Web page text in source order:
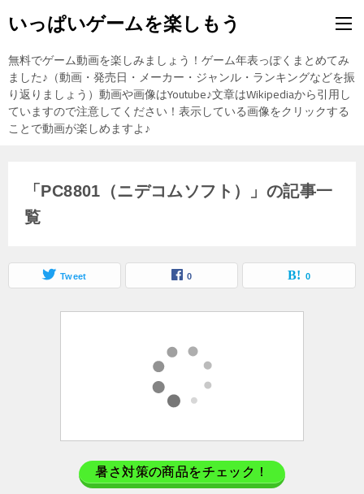
いっぱいゲームを楽しもう
無料でゲーム動画を楽しみましょう！ゲーム年表っぽくまとめてみ
ました♪（動画・発売日・メーカー・ジャンル・ランキングなどを振
り返りましょう）動画や画像はYoutube♪文章はWikipediaから引用し
ていますので注意してください！表示している画像をクリックする
ことで動画が楽しめますよ♪
「PC8801（ニデコムソフト）」の記事一
覧
Tweet 0 0
暑さ対策の商品をチェック！